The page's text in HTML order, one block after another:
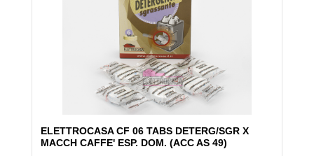
ELETTROCASA CF 06 TABS DETERG/SGR X
MACCH CAFFE' ESP. DOM. (ACC AS 49)